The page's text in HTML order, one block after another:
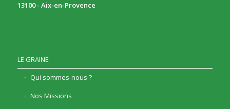
13100 - Aix-en-Provence
LE GRAINE
Qui sommes-nous ?
Nos Missions